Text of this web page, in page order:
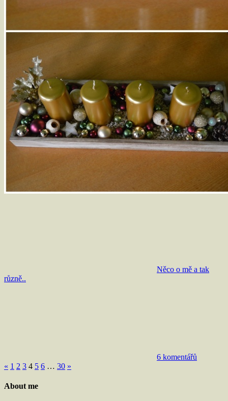
Něco o mě a tak
různě..
6 komentářů
Stránkování
příspěvků
« Předchozí
1 2 3 4 5 6 … 30 Další
»
About me